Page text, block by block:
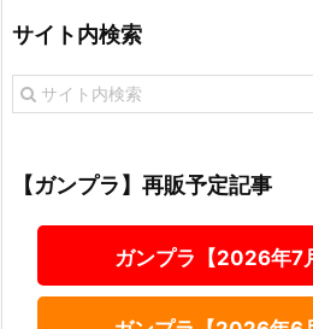
サイト内検索
【ガンプラ】再販予定記事
ガンプラ【2026年7